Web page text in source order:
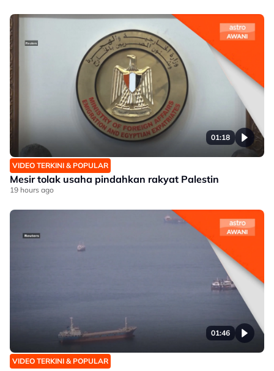
01:18
VIDEO TERKINI & POPULAR
Mesir tolak usaha pindahkan rakyat Palestin
19 hours ago
01:46
VIDEO TERKINI & POPULAR